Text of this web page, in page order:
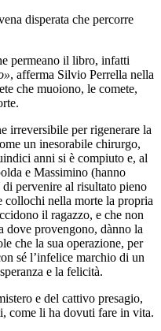
disperata che percorre
permeano il libro, infatti
, afferma Silvio Perrella nella
che muoiono, le comete,
irreversibile per rigenerare la
un inesorabile chirurgo,
anni si è compiuto e, al
e Massimino (hanno
di pervenire al risultato pieno
collochi nella morte la propria
il ragazzo, e che non
dove provengono, dànno la
che la sua operazione, per
sé l’infelice marchio di un
e la felicità.
e del cattivo presagio,
come li ha dovuti fare in vita.